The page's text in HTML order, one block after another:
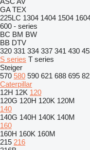
GA TEX
225LC 1304 1404 1504
600 - series
BC BM BW
BB DTV
320 331 334 337 341 430
S series T series
Steiger
570 580 590 621 688 695
Caterpillar
12H 12K 120
120G 120H 120K 120M
140
140G 140H 140K 140M
160
160H 160K 160M
215 216